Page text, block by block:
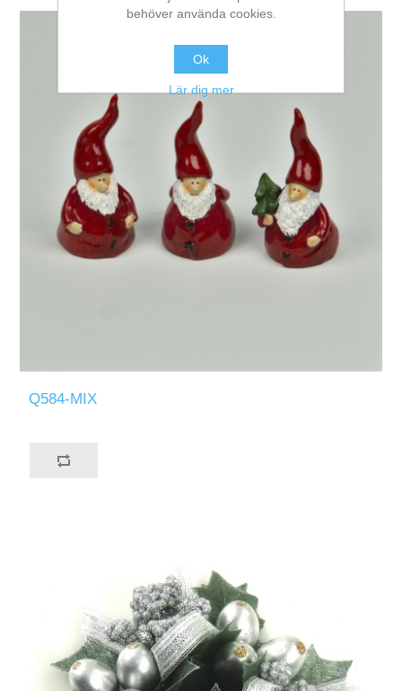
Q584-MIX
behöver använda cookies.
Ok
Lär dig mer